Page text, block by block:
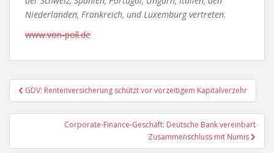
Niederlanden, Frankreich, und Luxemburg vertreten.
www.von-poll.de
Beitragsnavigation
GDV: Rentenversicherung schützt vor vorzeitigem Kapitalverzehr
Corporate-Finance-Geschäft: Deutsche Bank vereinbart
Zusammenschluss mit Numis